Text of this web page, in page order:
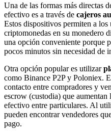
Una de las formas más directas
efectivo es a través de cajeros
Estos dispositivos permiten a
criptomonedas en su monedero
una opción conveniente porque
pocos minutos sin necesidad de
Otra opción popular es utilizar
como Binance P2P y Poloniex.
contacto entre compradores y
escrow (custodia) que aumentan
efectivo entre particulares. Al
pueden encontrar vendedores
pago.